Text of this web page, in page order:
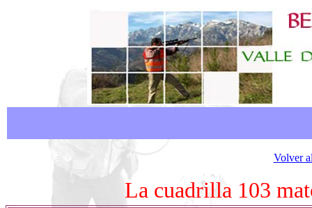
Volver
La cuadrilla 103